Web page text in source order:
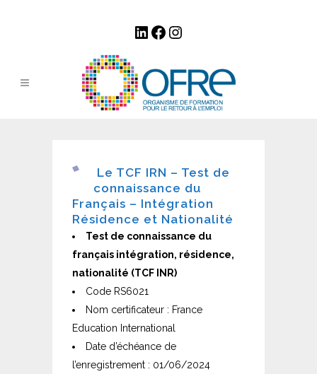
LinkedIn
Facebook
Instagram
Le TCF IRN – Test de
connaissance du
Français – Intégration
Résidence et Nationalité
Test de connaissance du
français intégration, résidence,
nationalité (TCF INR)
Code RS6021
Nom certificateur : France
Education International
Date d’échéance de
l’enregistrement : 01/06/2024